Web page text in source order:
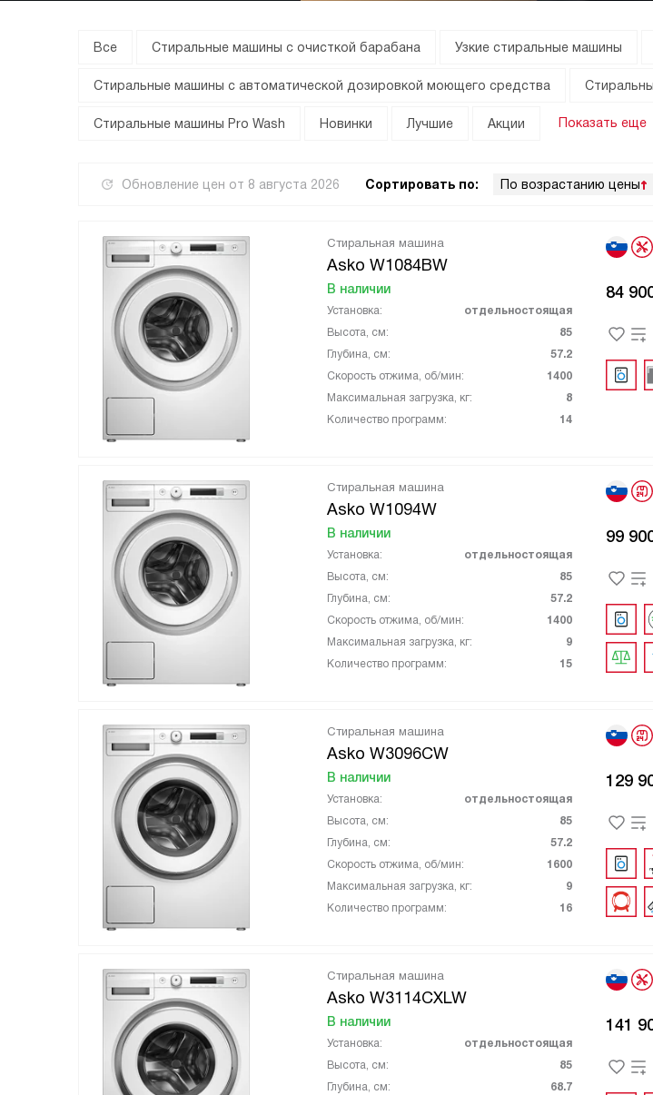
Все Стиральные машины с очисткой барабана Узкие стиральные машины
Стиральные машины с автоматической дозировкой моющего средства
Стиральные машины Pro Wash Новинки Лучшие Акции Показать еще
Обновление цен от 8 августа 2026 Сортировать по: По возрастанию цены
Стиральная машина
Asko W1084BW
В наличии
Установка:
отдельностоящая
Высота, см:
85
Глубина, см:
57.2
Скорость отжима, об/мин:
1400
Максимальная загрузка, кг:
8
Количество программ:
14
84
Стиральная машина
Asko W1094W
В наличии
Установка:
отдельностоящая
Высота, см:
85
Глубина, см:
57.2
Скорость отжима, об/мин:
1400
Максимальная загрузка, кг:
9
Количество программ:
15
99
Стиральная машина
Asko W3096CW
В наличии
Установка:
отдельностоящая
Высота, см:
85
Глубина, см:
57.2
Скорость отжима, об/мин:
1600
Максимальная загрузка, кг:
9
Количество программ:
16
129
Стиральная машина
Asko W3114CXLW
В наличии
Установка:
отдельностоящая
Высота, см:
85
Глубина, см:
68.7
141